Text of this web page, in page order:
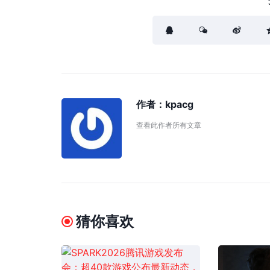
作者： kpacg
查看此作者所有文章
猜你喜欢